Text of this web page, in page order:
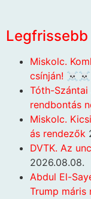
Legfrissebb
Miskolc.
csínján!
Tóth-
rendbontás
Miskolc.
ás rendezők
DVTK. Az
2026.08.08.
Abdul El-
Trump máris